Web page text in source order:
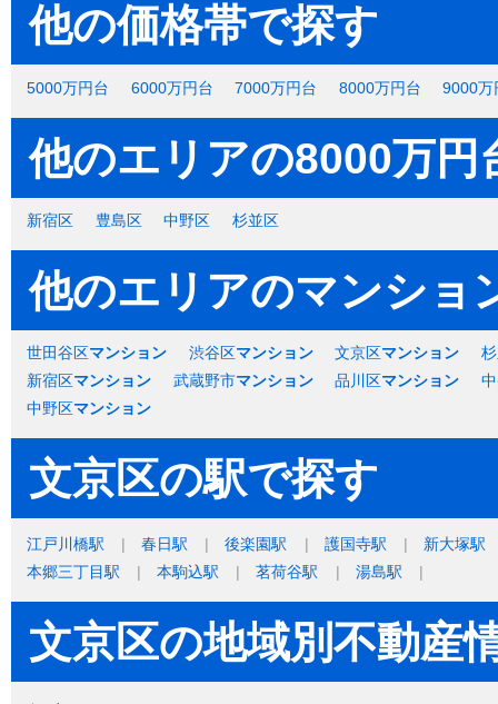
他の価格帯で探す
5000万円台 6000万円台 7000万円台 8000万円台 9000万
他のエリアの8000万
新宿区 豊島区 中野区 杉並区
他のエリアのマンショ
世田谷区マンション 渋谷区マンション 文京区マンション
新宿区マンション 武蔵野市マンション 品川区マンション
中野区マンション
文京区の駅で探す
江戸川橋駅 春日駅 後楽園駅 護国寺駅
新大塚駅
本郷三丁目駅
本駒込駅 茗荷谷駅 湯島駅
文京区の地域別不動産